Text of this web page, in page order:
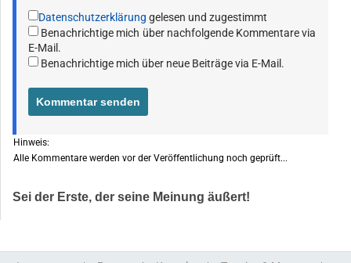
Datenschutzerklärung gelesen und zugestimmt
Benachrichtige mich über nachfolgende Kommentare via
E-Mail.
Benachrichtige mich über neue Beiträge via E-Mail.
Hinweis:
Alle Kommentare werden vor der Veröffentlichung noch geprüft...
Sei der Erste, der seine Meinung äußert!